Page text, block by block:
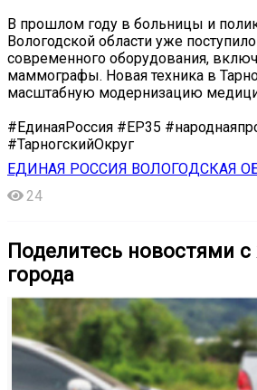
В прошлом году в больницы и
Вологодской области уже
современного оборудования,
маммографы. Новая техника в
масштабную модернизацию
#ЕдинаяРоссия #ЕР35
#ТарногскийОкруг
ЕДИНАЯ РОССИЯ ВОЛОГОДСКАЯ
24
Поделитесь новостями
города